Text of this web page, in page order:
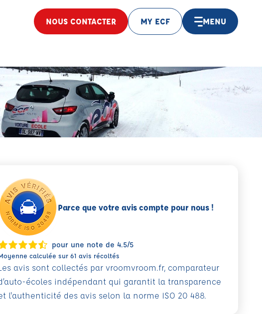
NOUS CONTACTER MY ECF MENU
Parce que votre avis compte pour nous !
pour une note de 4.5/5
calculée sur 61 avis récoltés
avis sont collectés par vroomvroom.fr, comparateur
écoles indépendant qui garantit la transparence
l'authenticité des avis selon la norme ISO 20 488.